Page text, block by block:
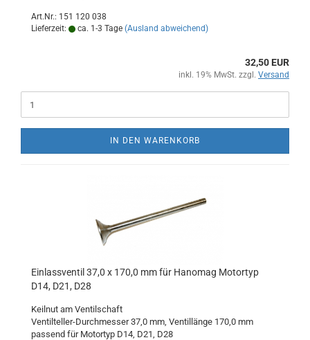
Art.Nr.: 151 120 038
Lieferzeit:
ca. 1-3 Tage (Ausland abweichend)
32,50 EUR
inkl. 19% MwSt. zzgl. Versand
IN DEN WARENKORB
Einlassventil 37,0 x 170,0 mm für Hanomag Motortyp
D14, D21, D28
Keilnut am Ventilschaft
Ventilteller-Durchmesser 37,0 mm, Ventillänge 170,0 mm
passend für Motortyp D14, D21, D28